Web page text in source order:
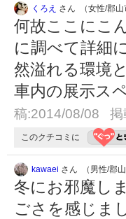
くろえ さん （女性/郡山
何故ここにこ
に調べて詳細
然溢れる環境
車内の展示ス
稿:2014/08/08 掲
このクチコミに
kawaei さん （男性/郡山
冬にお邪魔し
ごさを感じま